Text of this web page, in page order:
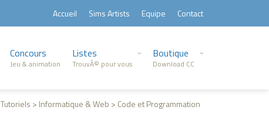
Accueil Sims Artists Equipe Contact
Concours
Jeu & animation
Listes
TrouvÃ© pour vous
Boutique
Download CC
Tutoriels > Informatique & Web > Code et Programmation